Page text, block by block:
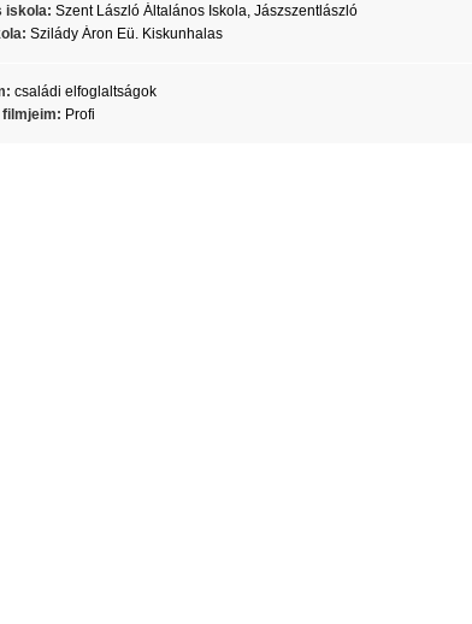
iskola: Szent László Általános Iskola, Jászszentlászló
Szilády Áron Eü. Kiskunhalas
családi elfoglaltságok
filmjeim: Profi